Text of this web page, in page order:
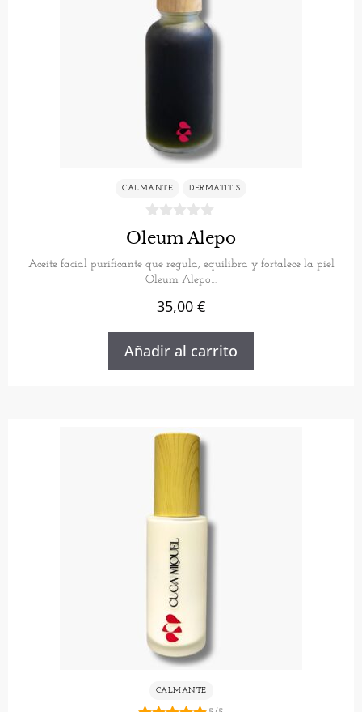
CALMANTE DERMATITIS
Oleum Alepo
Aceite facial purificante que regula, equilibra y fortalece la piel
Oleum Alepo…
35,00 €
Añadir al carrito
CALMANTE